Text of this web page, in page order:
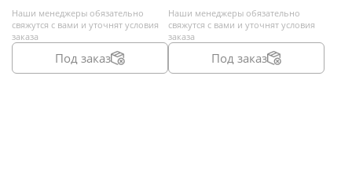
Под заказ
Наши менеджеры обязательно
свяжутся с вами и уточнят условия
заказа
Под заказ
Наши менеджеры обязательно
свяжутся с вами и уточнят условия
заказа